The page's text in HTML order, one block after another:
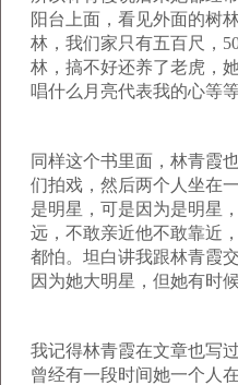
阳台上面，看见外面的树
林，我们家只有五百尺，
林，搞不好还养了老虎，
唱什么月亮代表我的心等等
同样这个书里面，林青霞
们拍戏，然后两个人坐在
是明星，可是因为是明星
远，不敢亲近他不敢靠近
都怕。坦白讲我跟林青霞
因为她大明星，但她有时
我记得林青霞在文章也写
曾经有一段时间她一个人